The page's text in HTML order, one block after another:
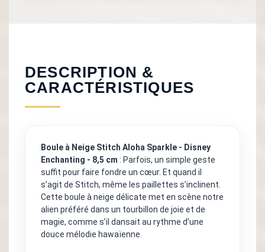
DESCRIPTION &
CARACTÉRISTIQUES
Boule à Neige Stitch Aloha Sparkle - Disney
Enchanting - 8,5 cm : Parfois, un simple geste
suffit pour faire fondre un cœur. Et quand il
s’agit de Stitch, même les paillettes s’inclinent.
Cette boule à neige délicate met en scène notre
alien préféré dans un tourbillon de joie et de
magie, comme s’il dansait au rythme d’une
douce mélodie hawaïenne.